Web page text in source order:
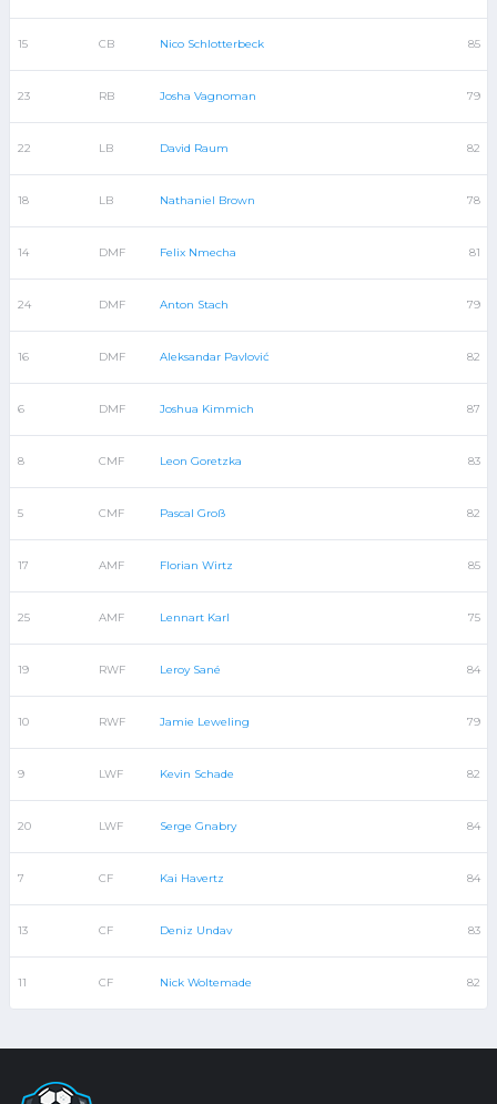
15 CB Nico Schlotterbeck 85
23 RB Josha Vagnoman 79
22 LB David Raum 82
18 LB Nathaniel Brown 78
14 DMF Felix Nmecha 81
24 DMF Anton Stach 79
16 DMF Aleksandar Pavlović 82
6 DMF Joshua Kimmich 87
8 CMF Leon Goretzka 83
5 CMF Pascal Groß 82
17 AMF Florian Wirtz 85
25 AMF Lennart Karl 75
19 RWF Leroy Sané 84
10 RWF Jamie Leweling 79
9 LWF Kevin Schade 82
20 LWF Serge Gnabry 84
7 CF Kai Havertz 84
13 CF Deniz Undav 83
11 CF Nick Woltemade 82